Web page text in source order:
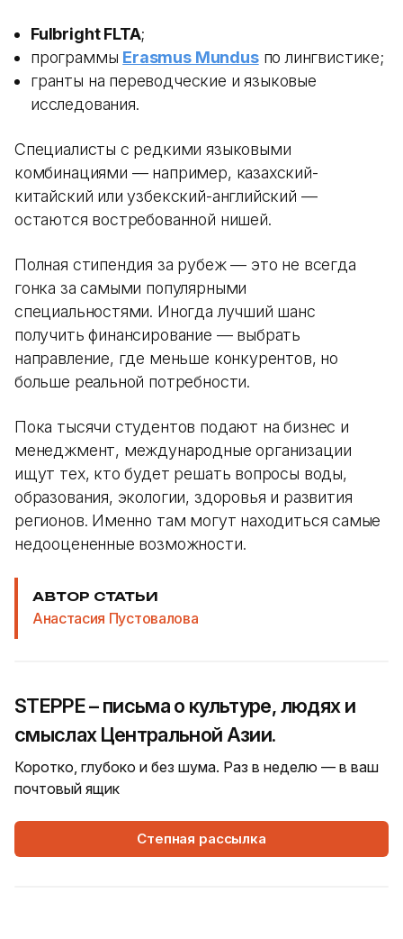
Fulbright FLTA;
программы Erasmus Mundusпо лингвистике;
гранты на переводческие и языковые
исследования.
Специалисты с редкими языковыми
комбинациями — например, казахский-
китайский или узбекский-английский —
остаются востребованной нишей.
Полная стипендия за рубеж — это не всегда
гонка за самыми популярными
специальностями. Иногда лучший шанс
получить финансирование — выбрать
направление, где меньше конкурентов, но
больше реальной потребности.
Пока тысячи студентов подают на бизнес и
менеджмент, международные организации
ищут тех, кто будет решать вопросы воды,
образования, экологии, здоровья и развития
регионов. Именно там могут находиться самые
недооцененные возможности.
АВТОР СТАТЬИ
Анастасия Пустовалова
STEPPE – письма о культуре, людях и
смыслах Центральной Азии.
Коротко, глубоко и без шума. Раз в неделю — в ваш
почтовый ящик
Степная рассылка